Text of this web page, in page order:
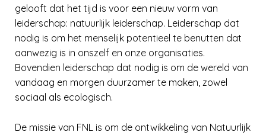
gelooft dat het tijd is voor een nieuw vorm van
leiderschap: natuurlijk leiderschap. Leiderschap dat
nodig is om het menselijk potentieel te benutten dat
aanwezig is in onszelf en onze organisaties.
Bovendien leiderschap dat nodig is om de wereld van
vandaag en morgen duurzamer te maken, zowel
sociaal als ecologisch.
De missie van FNL is om de ontwikkeling van Natuurlijk